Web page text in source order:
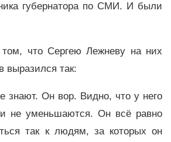
губернатора по СМИ. И были
что Сергею Лежневу на них
выразился так:
знают. Он вор. Видно, что у него
и не уменьшаются. Он всё равно
так к людям, за которых он